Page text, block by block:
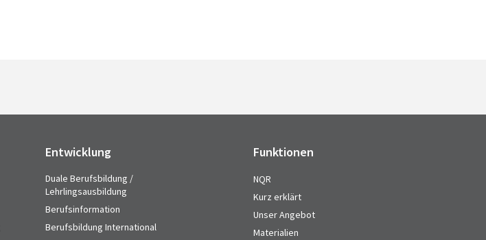
Entwicklung
Duale Berufsbildung /
Lehrlingsausbildung
Berufsinformation
Berufsbildung International
Funktionen
NQR
Kurz erklärt
Unser Angebot
Materialien